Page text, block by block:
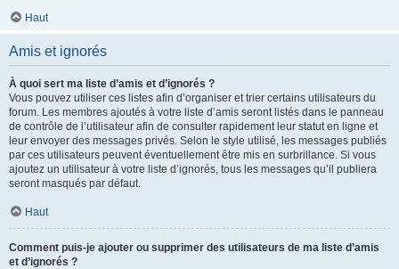
Haut
Amis et ignorés
À quoi sert ma liste d’amis et d’ignorés ?
Vous pouvez utiliser ces listes afin d’organiser et trier certains utilisateurs du
forum. Les membres ajoutés à votre liste d’amis seront listés dans le panneau
de contrôle de l’utilisateur afin de consulter rapidement leur statut en ligne et
leur envoyer des messages privés. Selon le style utilisé, les messages publiés
par ces utilisateurs peuvent éventuellement être mis en surbrillance. Si vous
ajoutez un utilisateur à votre liste d’ignorés, tous les messages qu’il publiera
seront masqués par défaut.
Haut
Comment puis-je ajouter ou supprimer des utilisateurs de ma liste d’amis
et d’ignorés ?